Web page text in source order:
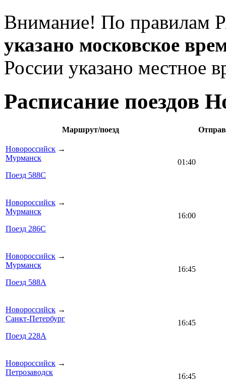
Внимание! По правилам
указано московское
России указано местное
Расписание поездов
Маршрут/поезд
Новороссийск →
Мурманск
Поезд 588С
01:40
Новороссийск →
Мурманск
Поезд 286С
16:00
Новороссийск →
Мурманск
Поезд 588А
16:45
Новороссийск →
Санкт-Петербург
Поезд 228А
16:45
Новороссийск →
Петрозаводск
16:45